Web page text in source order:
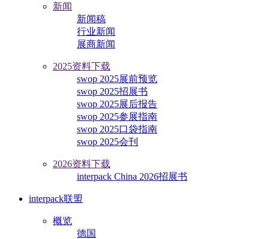
新闻
新闻稿
行业新闻
展商新闻
2025资料下载
swop 2025展前预览
swop 2025招展书
swop 2025展后报告
swop 2025参展指南
swop 2025口袋指南
swop 2025会刊
2026资料下载
interpack China 2026招展书
interpack联盟
概览
德国